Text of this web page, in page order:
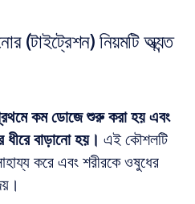
(টাইট্রেশন) নিয়মটি অত্যন্ত
কম ডোজে শুরু করা হয় এবং
ধীরে বাড়ানো হয়। এই কৌশলটি
করে এবং শরীরকে ওষুধের